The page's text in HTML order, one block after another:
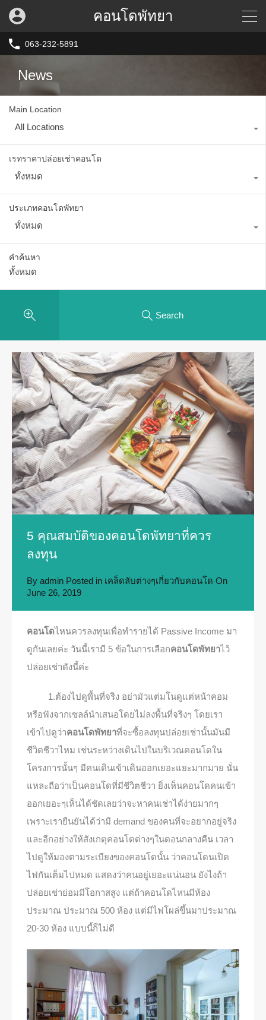
คอนโดพัทยา
063-232-5891
News
Main Location
All Locations
เรทราคาปล่อยเช่าคอนโด
ทั้งหมด
ประเภทคอนโดพัทยา
ทั้งหมด
คำค้นหา
Search
5 คุณสมบัติของคอนโดพัทยาที่ควร
ลงทุน
By admin Posted in เคล็ดลับต่างๆเกี่ยวกับคอนโด On
June 26, 2019
คอนโดไหนควรลงทุนเพื่อทำรายได้ Passive Income มา
ดูกันเลยค่ะ วันนี้เรามี 5 ข้อในการเลือกคอนโดพัทยาไว้
ปล่อยเช่าดังนี้ค่ะ
1.ต้องไปดูพื้นที่จริง อย่ามัวแต่มโนดูแต่หน้าคอม
หรือฟังจากเซลล์นำเสนอโดยไม่ลงพื้นที่จริงๆ โดยเรา
เข้าไปดูว่าคอนโดพัทยาที่จะซื้อลงทุนปล่อยเช่านั้นมันมี
ชีวิตชีวาไหม เช่นระหว่างเดินไปในบริเวณคอนโดใน
โครงการนั้นๆ มีคนเดินเข้าเดินออกเยอะแยะมากมาย นั่น
แหละถือว่าเป็นคอนโดที่มีชีวิตชีวา ยิ่งเห็นคอนโดคนเข้า
ออกเยอะๆเห็นได้ชัดเลยว่าจะหาคนเช่าได้ง่ายมากๆ
เพราะเรายืนยันได้ว่ามี demand ของคนที่จะอยากอยู่จริง
และอีกอย่างให้สังเกตุคอนโดต่างๆในตอนกลางคืน เวลา
ไปดูให้มองตามระเบียงของคอนโดนั้น ว่าคอนโดนเปิด
ไฟกันเต็มไปหมด แสดงว่าคนอยู่เยอะแน่นอน ยังไงถ้า
ปล่อยเช่าย่อมมีโอกาสสูง แต่ถ้าคอนโดไหนมีห้อง
ประมาณ ประมาณ 500 ห้อง แต่มีไฟโผล่ขึ้นมาประมาณ
20-30 ห้อง แบบนี้ก็ไม่ดี